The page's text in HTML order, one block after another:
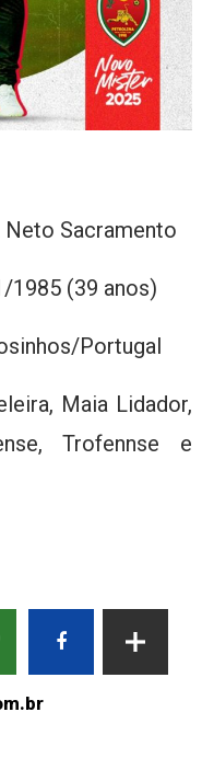
Sacramento
1985 (39 anos)
Portugal
Maia Lidador,
Trofennse e